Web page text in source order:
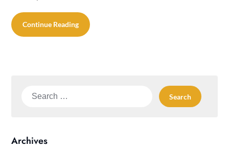
Continue Reading
Search
Archives